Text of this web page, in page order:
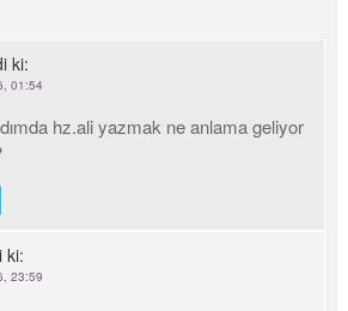
ki:
01:54
hz.ali yazmak ne anlama geliyor
ki:
23:59